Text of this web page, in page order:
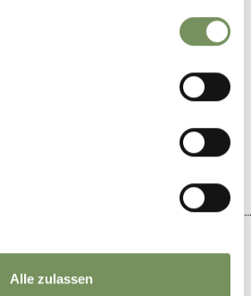
Alle zulassen
FÜR DICH HILFREICH?